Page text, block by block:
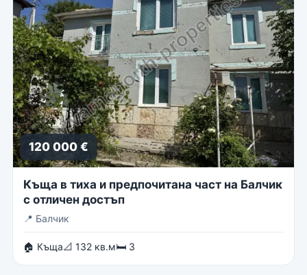
120 000 €
Къща в тиха и предпочитана част на Балчик
с отличен достъп
📍 Балчик
🏠 Къща📐 132 кв.м🛏 3